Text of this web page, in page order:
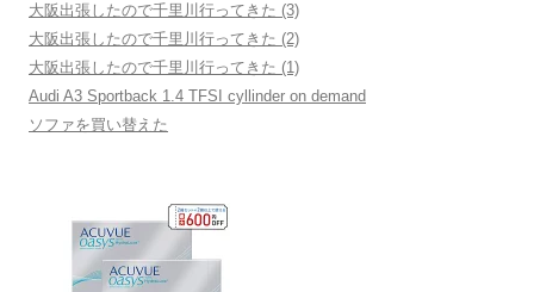
大阪出張したので千里川行ってきた (3)
大阪出張したので千里川行ってきた (2)
大阪出張したので千里川行ってきた (1)
Audi A3 Sportback 1.4 TFSI cyllinder on demand
ソファを買い替えた